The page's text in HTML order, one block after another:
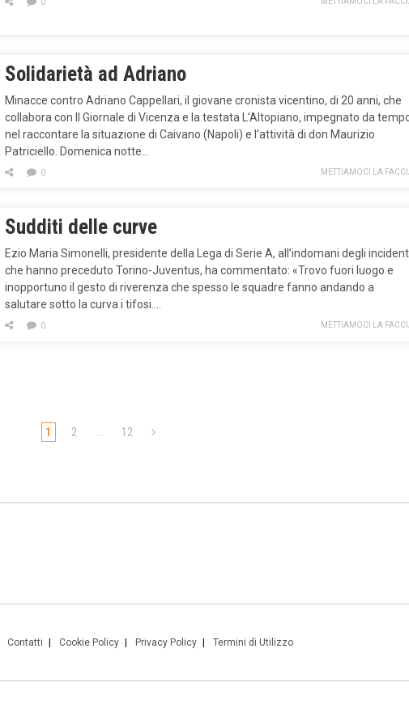
0
Solidarietà ad Adriano
Minacce contro Adriano Cappellari, il giovane cronista vicentino, di 20 anni, che
collabora con Il Giornale di Vicenza e la testata L’Altopiano, impegnato da
nel raccontare la situazione di Caivano (Napoli) e l’attività di don Maurizio
Patriciello. Domenica notte…
METTIAMOCI LA
0
Sudditi delle curve
Ezio Maria Simonelli, presidente della Lega di Serie A, all’indomani degli
che hanno preceduto Torino-Juventus, ha commentato: «Trovo fuori luogo e
inopportuno il gesto di riverenza che spesso le squadre fanno andando a
salutare sotto la curva i tifosi….
METTIAMOCI LA
0
1 2 … 12
Contatti Cookie Policy Privacy Policy Termini di Utilizzo